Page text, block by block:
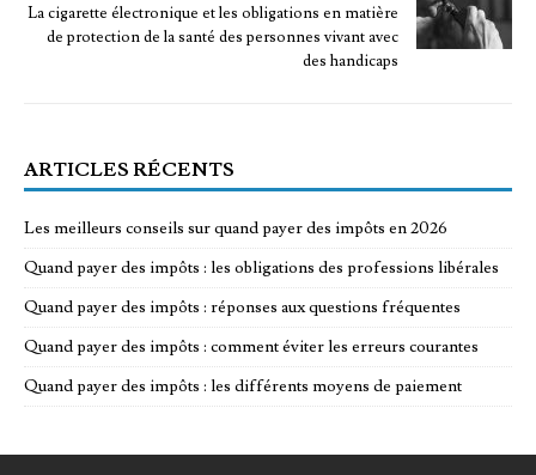
La cigarette électronique et les obligations en matière
de protection de la santé des personnes vivant avec
des handicaps
ARTICLES RÉCENTS
Les meilleurs conseils sur quand payer des impôts en 2026
Quand payer des impôts : les obligations des professions libérales
Quand payer des impôts : réponses aux questions fréquentes
Quand payer des impôts : comment éviter les erreurs courantes
Quand payer des impôts : les différents moyens de paiement